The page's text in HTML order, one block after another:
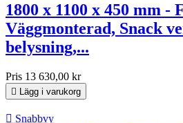
1800 x 1100 x 450 mm -
Väggmonterad, Snack
belysning,...
Pris 13 630,00 kr
 Lägg i varukorg
 Snabbvy